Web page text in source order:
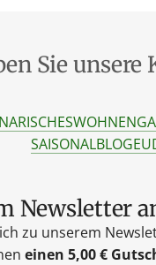
Sie
WOHNEN
SAISONALBLOGEU
Newsletter
zu unserem
einen 5,00 €